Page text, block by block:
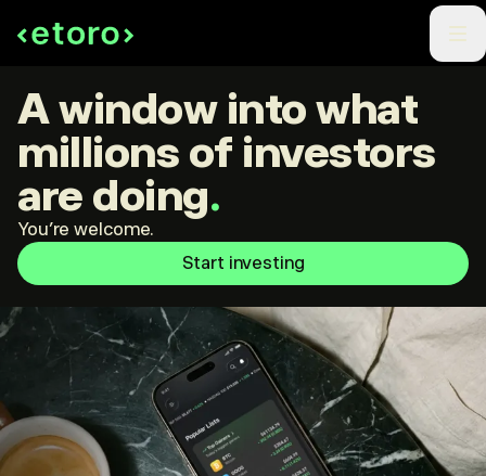
A window into what
millions of investors
are doing.
You're welcome.
Start investing